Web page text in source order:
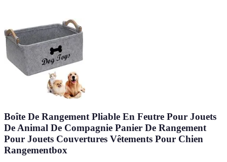
Boîte De Rangement Pliable En Feutre Pour Jouets
De Animal De Compagnie Panier De Rangement
Pour Jouets Couvertures Vêtements Pour Chien
Rangementbox